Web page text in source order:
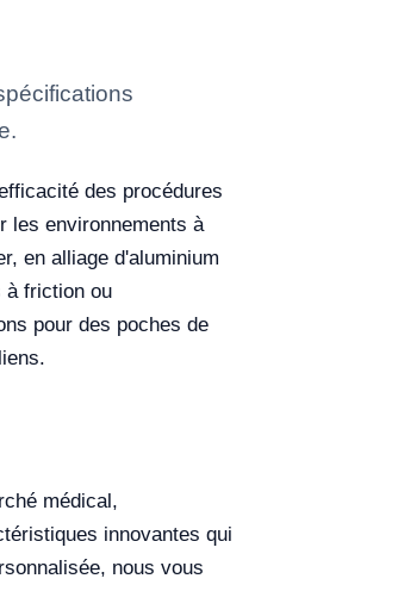
des procédures
les environnements à
en alliage d'aluminium
à friction ou
pour des poches de
médical,
innovantes qui
nous vous